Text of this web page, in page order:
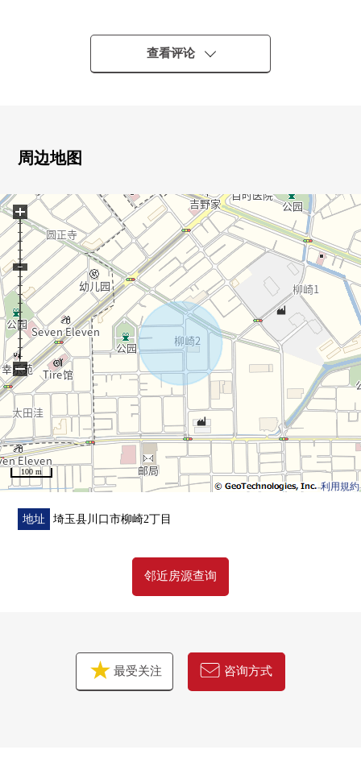
▼设备・设计
・开放式柜台厨房
・步入式衣帽间
・超过6张塌塌米全居室
・2个地方阳台
▼周边环境
・柳崎小学/约690m(步行9分钟)
・芝东中学/约1120m(步行14分钟)
・Maruetsu柳崎店/约710m(步行9分钟)
・全家便利店川口柳崎店/约120m(步行2分钟)
・doragguseimusu柳崎1丁目商店/约560m(步行7分钟)
・青木中央诊所/约270m(步行4分钟)
・柳崎第6公园/约270m(步行4分钟)
■在找想要的家方面给予帮助的━━━━━・・・
房源的详细、需讨论是如有意向，请跟我们联系。
查看评论
周边地图
利用規約
100 m
+
−
地址 埼玉县川口市柳崎2丁目
邻近房源查询
最受关注 咨询方式